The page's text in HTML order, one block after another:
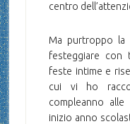
centro
Ma purtroppo la
festeggiare con
feste intime e
cui vi ho
compleanno
inizio anno